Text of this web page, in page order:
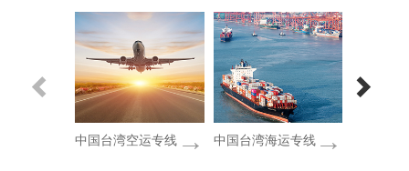
中国台湾空运专线 中国台湾海运专线